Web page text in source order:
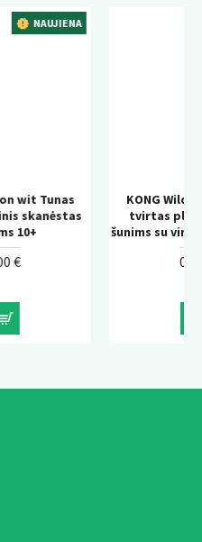
KONG Wild Knots Bear –
tvirtas pliušinis žaislas
šunims su virvės konstrukcija